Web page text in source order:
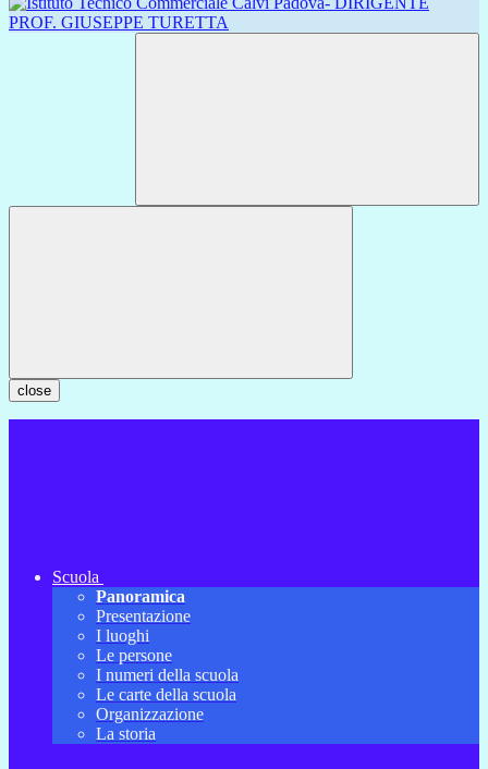
close
Scuola
Panoramica
Presentazione
I luoghi
Le persone
I numeri della scuola
Le carte della scuola
Organizzazione
La storia